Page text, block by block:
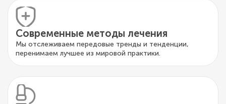
Современные методы лечения
Мы отслеживаем передовые тренды и тенденции,
перенимаем лучшее из мировой практики.